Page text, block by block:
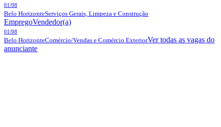
01/08
Belo HorizonteServiços Gerais, Limpeza e Construção
EmpregoVendedor(a)
01/08
Belo HorizonteComércio/Vendas e Comércio ExteriorVer todas as vagas do
anunciante